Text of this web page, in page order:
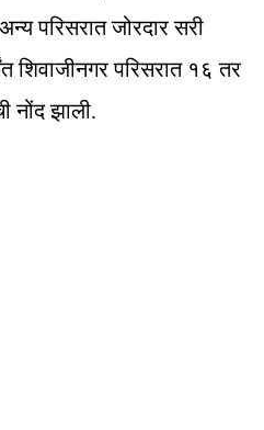
परिसरात जोरदार सरी
परिसरात १६ तर
नोंद झाली.